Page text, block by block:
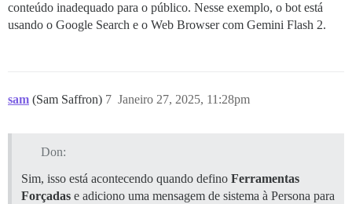
conteúdo inadequado para o público. Nesse exemplo, o bot está
usando o Google Search e o Web Browser com Gemini Flash 2.
sam (Sam Saffron) Janeiro 27, 2025, 11:28pm
7
Don:
Sim, isso está acontecendo quando defino Ferramentas
Forçadas e adiciono uma mensagem de sistema à Persona para